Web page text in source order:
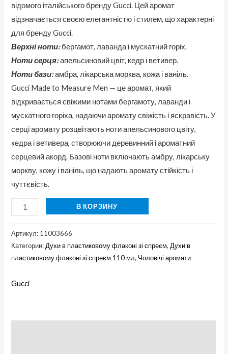
відомого італійського бренду Gucci. Цей аромат
відзначається своєю елегантністю і стилем, що характерні
для бренду Gucci.
Верхні ноти:бергамот, лаванда і мускатний горіх.
Ноти серця:апельсиновий цвіт, кедр і ветивер.
Ноти бази:амбра, лікарська морква, кожа і ваніль.
Gucci Made to Measure Men — це аромат, який
відкривається свіжими нотами бергамоту, лаванди і
мускатного горіха, надаючи аромату свіжість і яскравість. У
серці аромату розцвітають ноти апельсинового цвіту,
кедра і ветивера, створюючи деревинний і ароматний
серцевий акорд. Базові ноти включають амбру, лікарську
моркву, кожу і ваніль, що надають аромату стійкість і
чуттєвість.
В КОРЗИНУ
Артикул: 11003666
Категории:Духи в пластиковому флаконі зі спреєм,Духи в
пластиковому флаконі зі спреєм 110 мл, Чоловічі аромати
Gucci